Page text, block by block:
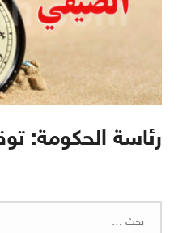
رئاسة الحكومة: